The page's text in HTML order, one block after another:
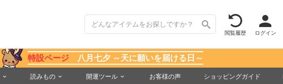
閲覧履歴 ログイン
特設ページ 八月七夕 ～天に願いを届ける日～
読みもの 開運ツール お客様の声 ショッピングガイド